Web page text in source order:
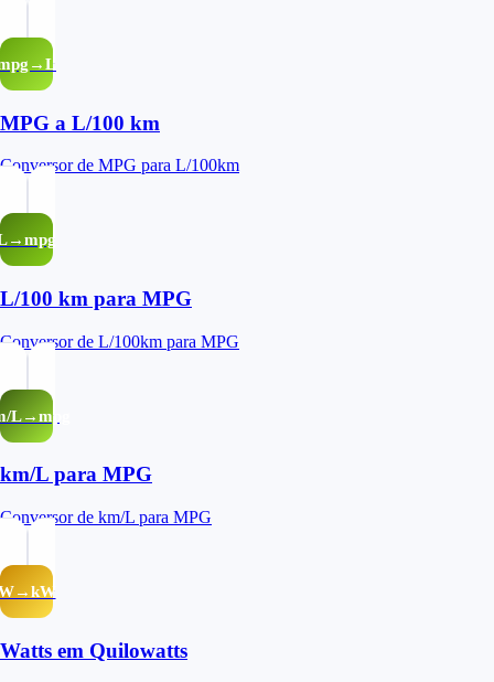
MPG a L/100 km
Conversor de MPG para L/100km
L/100 km para MPG
Conversor de L/100km para MPG
L→mpg
km/L para MPG
Conversor de km/L para MPG
Watts em Quilowatts